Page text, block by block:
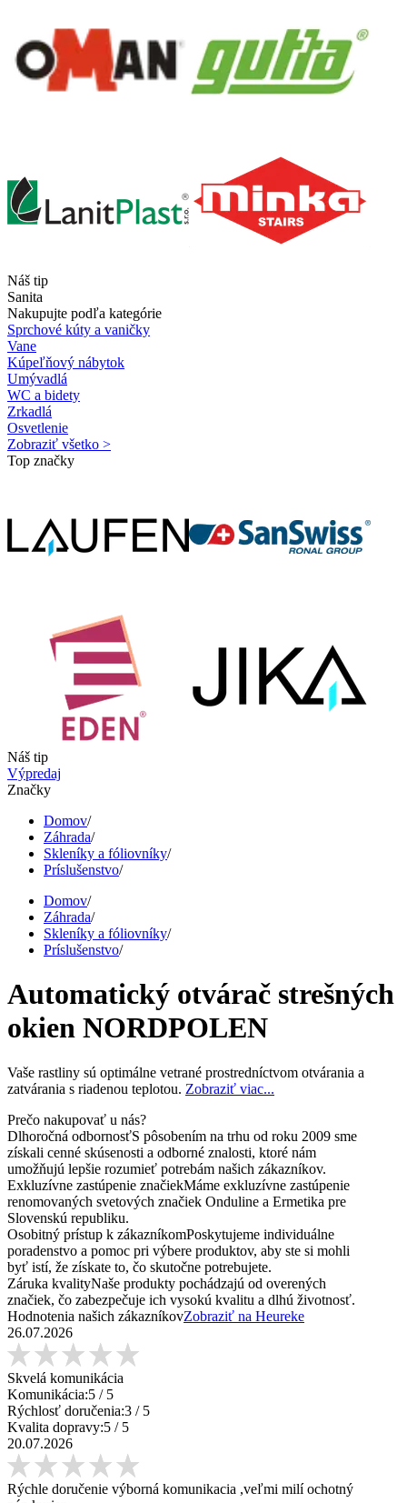
Náš tip
Sanita
Nakupujte podľa kategórie
Sprchové kúty a vaničky
Vane
Kúpeľňový nábytok
Umývadlá
WC a bidety
Zrkadlá
Osvetlenie
Zobraziť všetko >
Top značky
Náš tip
Výpredaj
Značky
Domov/
Záhrada/
Skleníky a fóliovníky/
Príslušenstvo/
Domov/
Záhrada/
Skleníky a fóliovníky/
Príslušenstvo/
Automatický otvárač strešných
okien NORDPOLEN
Vaše rastliny sú optimálne vetrané prostredníctvom otvárania a
zatvárania s riadenou teplotou. Zobraziť viac...
Prečo nakupovať u nás?
Dlhoročná odbornosťS pôsobením na trhu od roku 2009 sme
získali cenné skúsenosti a odborné znalosti, ktoré nám
umožňujú lepšie rozumieť potrebám našich zákazníkov.
Exkluzívne zastúpenie značiekMáme exkluzívne zastúpenie
renomovaných svetových značiek Onduline a Ermetika pre
Slovenskú republiku.
Osobitný prístup k zákazníkomPoskytujeme individuálne
poradenstvo a pomoc pri výbere produktov, aby ste si mohli
byť istí, že získate to, čo skutočne potrebujete.
Záruka kvalityNaše produkty pochádzajú od overených
značiek, čo zabezpečuje ich vysokú kvalitu a dlhú životnosť.
Hodnotenia našich zákazníkovZobraziť na Heureke
26.07.2026
Skvelá komunikácia
Komunikácia:5 / 5
Rýchlosť doručenia:3 / 5
Kvalita dopravy:5 / 5
20.07.2026
Rýchle doručenie výborná komunikacia ,veľmi milí ochotný